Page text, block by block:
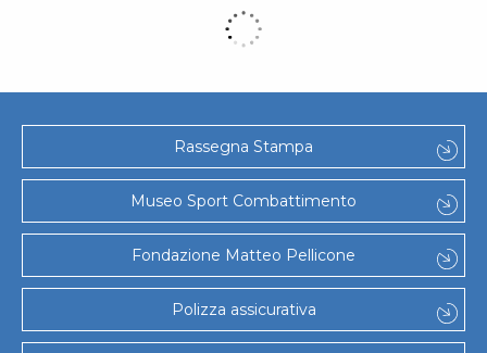
Rassegna Stampa
Museo Sport Combattimento
Fondazione Matteo Pellicone
Polizza assicurativa